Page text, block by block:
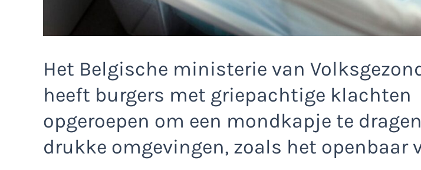
Het Belgische ministerie van
heeft burgers met griepachtige klachten
opgeroepen om een mondkapje te
drukke omgevingen, zoals het openbaar